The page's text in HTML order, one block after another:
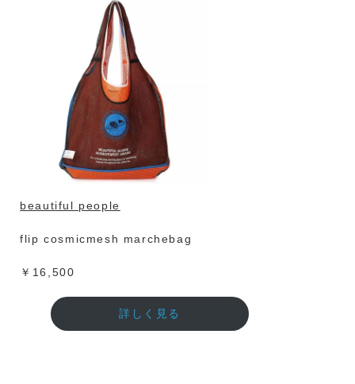
beautiful people
flip cosmicmesh marchebag
￥16,500
詳しく見る